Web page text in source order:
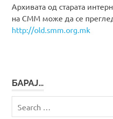
Архивата од старата
на СММ може да се
http://old.smm.org.mk
БАРАЈ…
for: